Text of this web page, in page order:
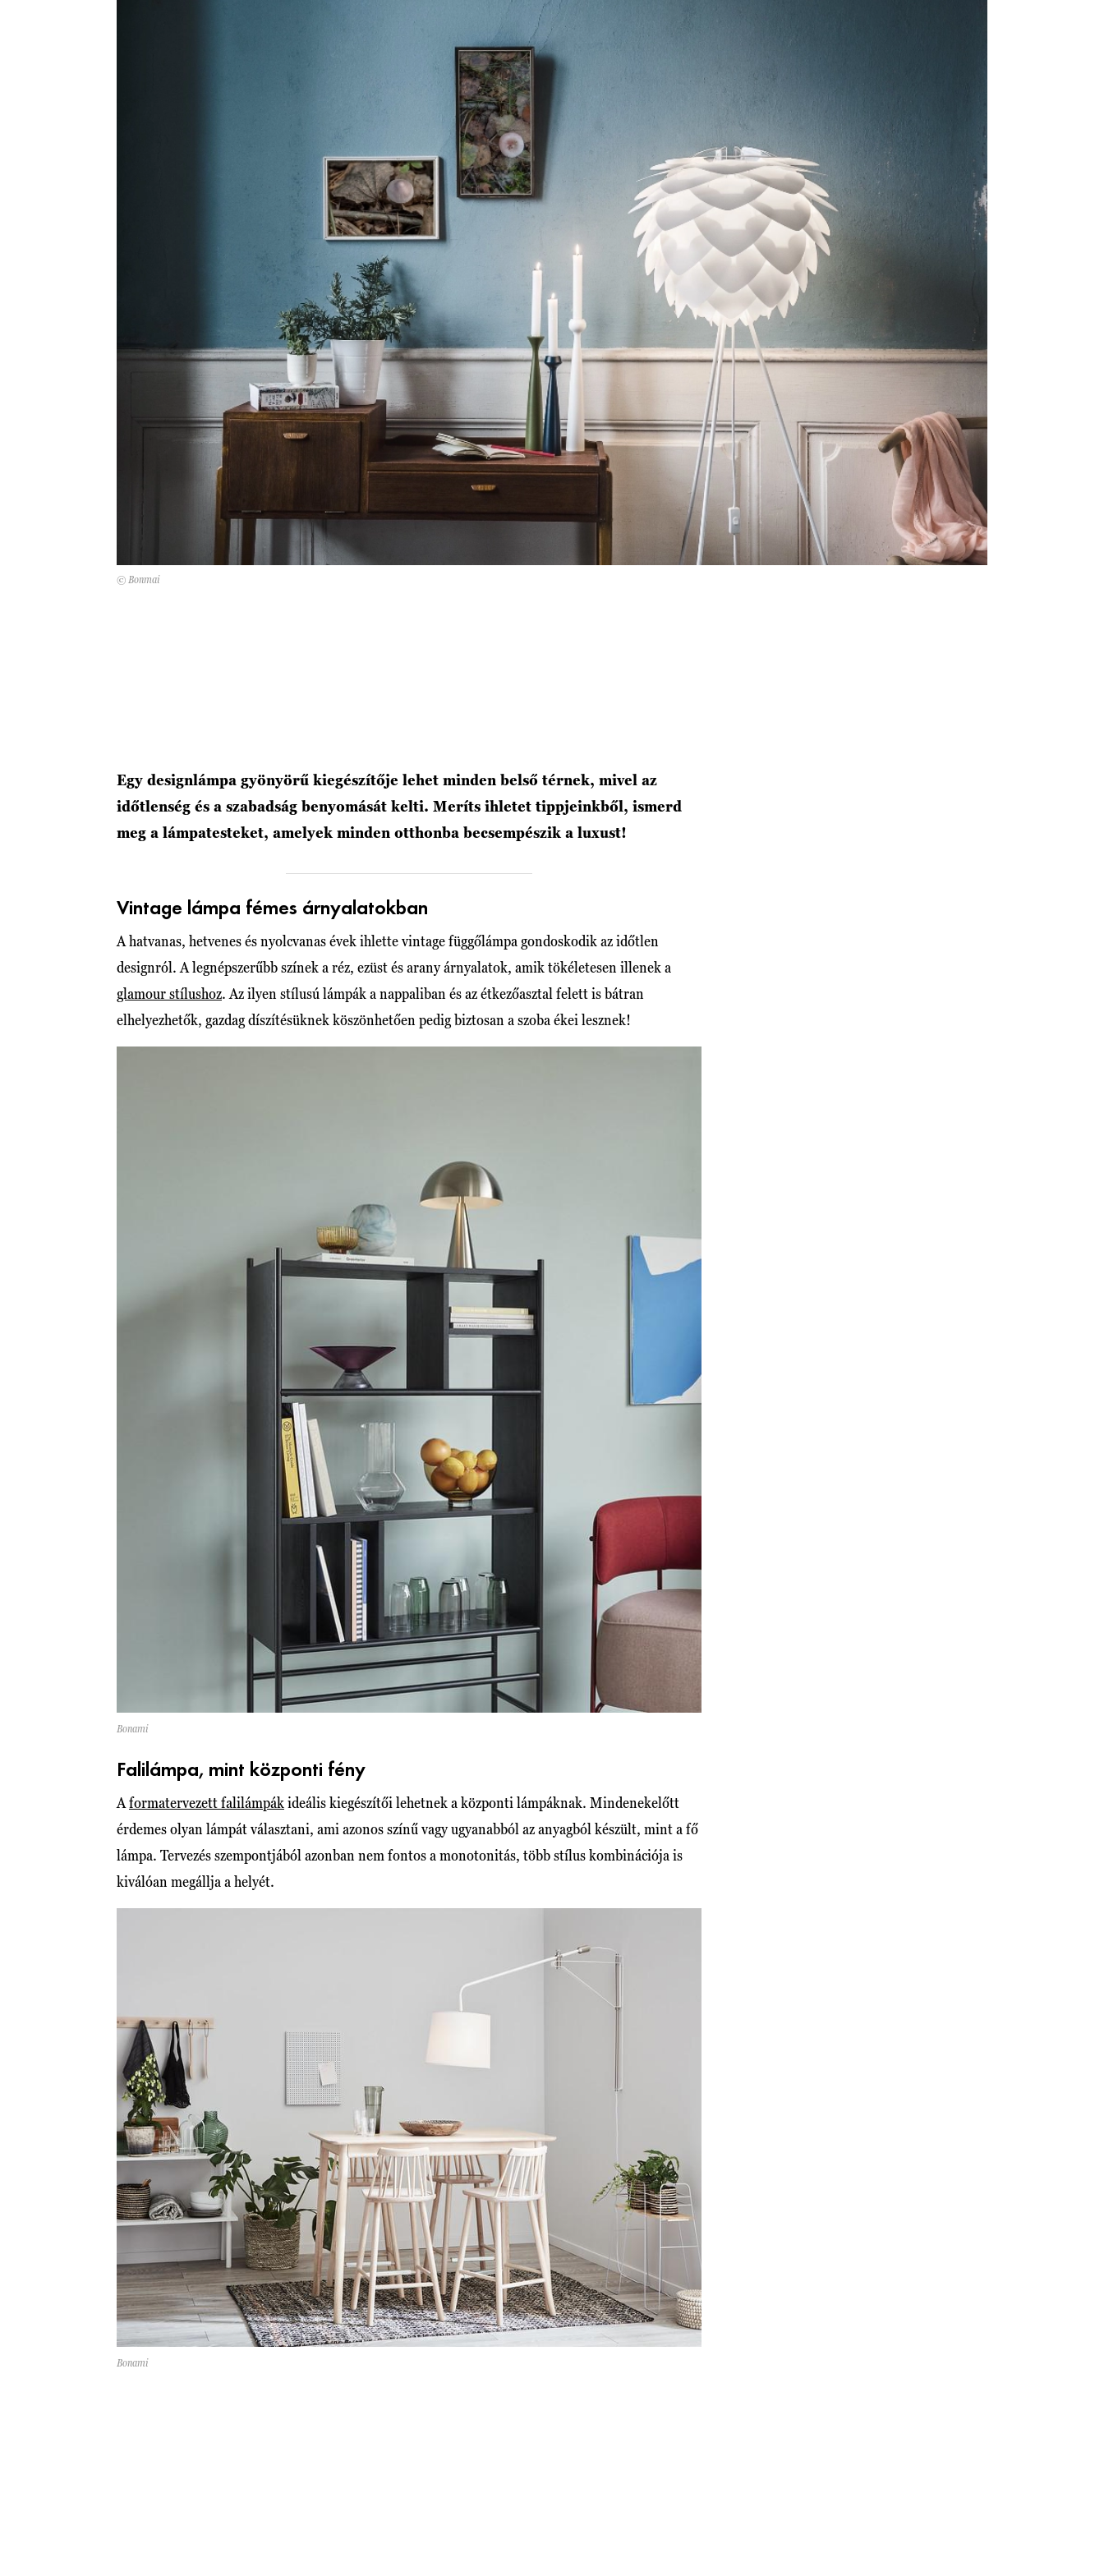
© Bonmai
Egy designlámpa gyönyörű kiegészítője lehet minden belső térnek, mivel az
időtlenség és a szabadság benyomását kelti. Meríts ihletet tippjeinkből, ismerd
meg a lámpatesteket, amelyek minden otthonba becsempészik a luxust!
Vintage lámpa fémes árnyalatokban
A hatvanas, hetvenes és nyolcvanas évek ihlette vintage függőlámpa gondoskodik az időtlen
designról. A legnépszerűbb színek a réz, ezüst és arany árnyalatok, amik tökéletesen illenek a
glamour stílushoz. Az ilyen stílusú lámpák a nappaliban és az étkezőasztal felett is bátran
elhelyezhetők, gazdag díszítésüknek köszönhetően pedig biztosan a szoba ékei lesznek!
Bonami
Falilámpa, mint központi fény
Aformatervezett falilámpákideális kiegészítői lehetnek a központi lámpáknak. Mindenekelőtt
érdemes olyan lámpát választani, ami azonos színű vagy ugyanabból az anyagból készült, mint a fő
lámpa. Tervezés szempontjából azonban nem fontos a monotonitás, több stílus kombinációja is
kiválóan megállja a helyét.
Bonami